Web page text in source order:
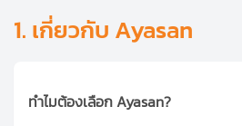
1. เกี่ยวกับ Ayasan
ทำไมต้องเลือก Ayasan?